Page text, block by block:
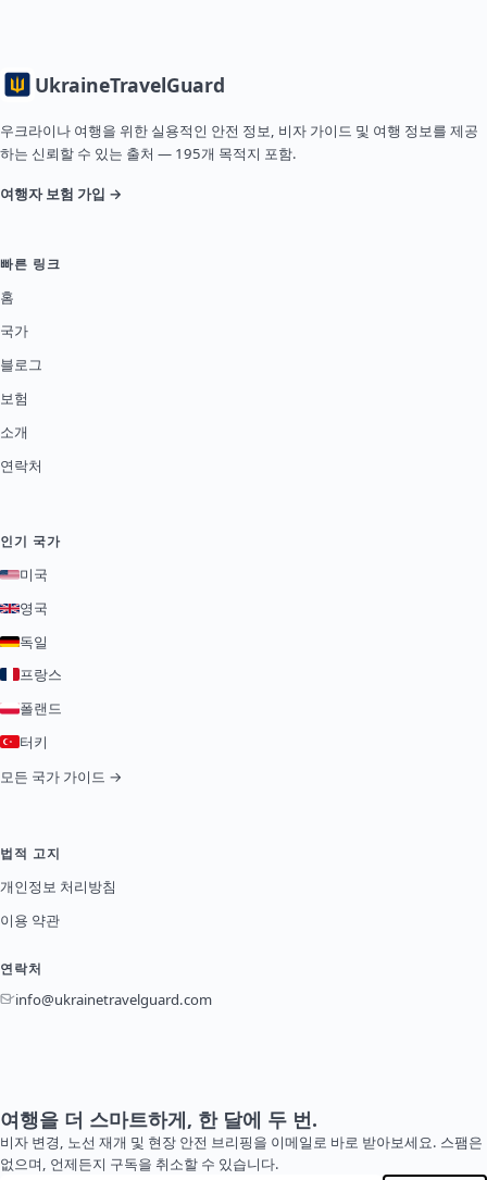
UkraineTravelGuard
우크라이나 여행을 위한 실용적인 안전 정보, 비자 가이드 및 여행 정보를 제공
하는 신뢰할 수 있는 출처 — 195개 목적지 포함.
여행자 보험 가입 →
빠른 링크
홈
국가
블로그
보험
소개
연락처
인기 국가
미국
영국
독일
프랑스
폴랜드
터키
모든 국가 가이드 →
법적 고지
개인정보 처리방침
이용 약관
연락처
info@ukrainetravelguard.com
여행을 더 스마트하게, 한 달에 두 번.
비자 변경, 노선 재개 및 현장 안전 브리핑을 이메일로 바로 받아보세요. 스팸은
없으며, 언제든지 구독을 취소할 수 있습니다.